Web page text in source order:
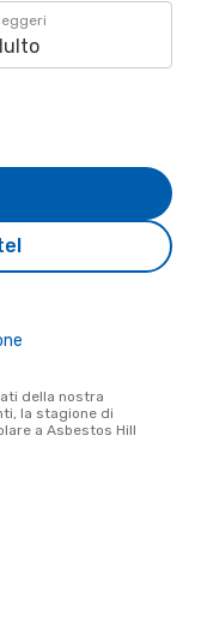
la stagione di
a Asbestos Hill